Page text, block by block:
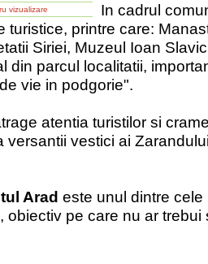
vizualizare
In cadrul
turistice, printre care:
Siriei, Muzeul Ioan
din parcul localitatii,
vie in podgorie".
atentia turistilor si
versantii vestici ai
Arad este unul dintre
, obiectiv pe care nu ar